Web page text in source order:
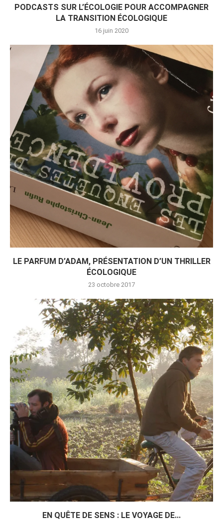
PODCASTS SUR L’ÉCOLOGIE POUR ACCOMPAGNER
LA TRANSITION ÉCOLOGIQUE
16 juin 2020
LE PARFUM D’ADAM, PRÉSENTATION D’UN THRILLER
ÉCOLOGIQUE
23 octobre 2017
EN QUÊTE DE SENS : LE VOYAGE DE...